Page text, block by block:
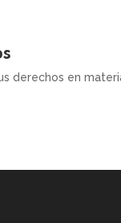
derechos en